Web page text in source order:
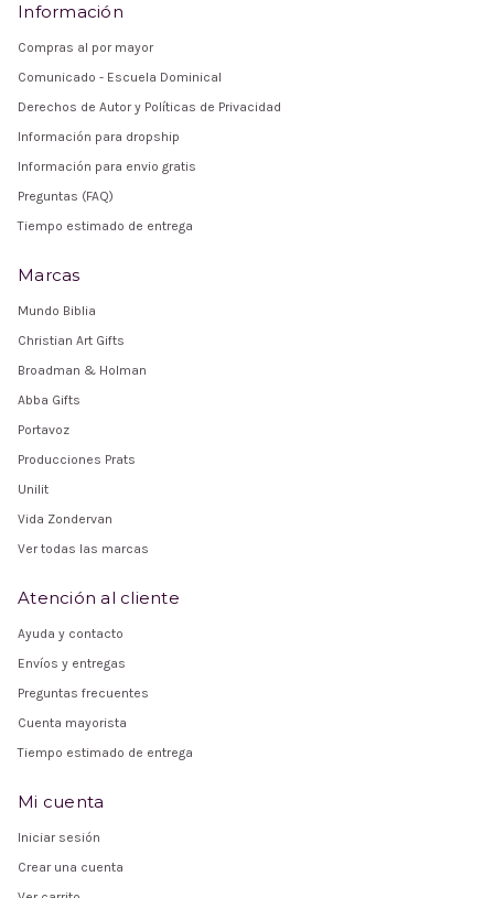
Información
Compras al por mayor
Comunicado - Escuela Dominical
Derechos de Autor y Políticas de Privacidad
Información para dropship
Información para envio gratis
Preguntas (FAQ)
Tiempo estimado de entrega
Marcas
Mundo Biblia
Christian Art Gifts
Broadman & Holman
Abba Gifts
Portavoz
Producciones Prats
Unilit
Vida Zondervan
Ver todas las marcas
Atención al cliente
Ayuda y contacto
Envíos y entregas
Preguntas frecuentes
Cuenta mayorista
Tiempo estimado de entrega
Mi cuenta
Iniciar sesión
Crear una cuenta